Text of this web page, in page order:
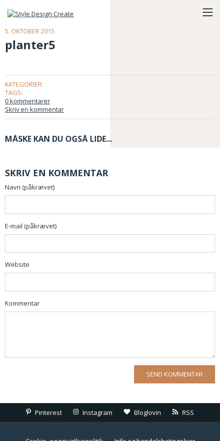
5. OKTOBER 2015
planter5
KATEGORIER:
TAGS:
0 kommentarer
Skriv en kommentar
MÅSKE KAN DU OGSÅ LIDE...
SKRIV EN KOMMENTAR
Navn (påkrævet)
E-mail (påkrævet)
Website
Kommentar
Pinterest Instagram Bloglovin RSS